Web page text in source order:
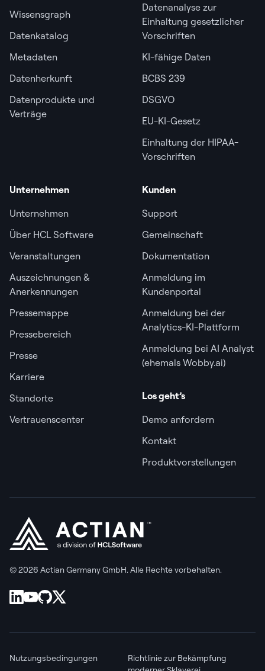
Wissensgraph
Datenkatalog
Metadaten
Datenherkunft
Datenprodukte und
Verträge
Datenanalyse zur
Einhaltung gesetzlicher
Vorschriften
KI-fähige Daten
BCBS 239
DSGVO
EU-KI-Gesetz
Einhaltung der HIPAA-
Vorschriften
Unternehmen
Unternehmen
Über HCL Software
Veranstaltungen
Auszeichnungen &
Anerkennungen
Pressemappe
Pressebereich
Presse
Karriere
Standorte
Vertrauenscenter
Kunden
Support
Gemeinschaft
Dokumentation
Anmeldung im
Kundenportal
Anmeldung bei der
Analytics-KI-Plattform
Anmeldung bei AI Analyst
(ehemals Wobby.ai)
Los geht’s
Demo anfordern
Kontakt
Produktvorstellungen
© 2026 Actian Germany GmbH. Alle Rechte vorbehalten.
Nutzungsbedingungen
Richtlinie zur Bekämpfung